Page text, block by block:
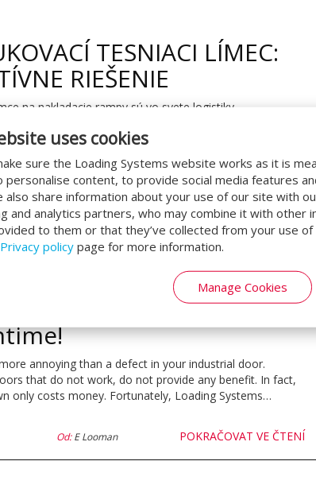
uses cookies
sure the Loading Systems website works as it is
personalise content, to provide social media features
also share information about your use of our site with
and analytics partners, who may combine it with other
to them or that they’ve collected from your use
Privacy policy page for more information.
Manage Cookies
TESNIACI LÍMEC:
RIEŠENIE
na nakladacie rampy sú vo svete logistiky
rampou a prívesom nákladného vozidla. To umožňuje
POKRAČOVAT VE ČTENÍ
a fault on your industrial
This is how you prevent
annoying than a defect in your industrial door.
that do not work, do not provide any benefit. In fact,
only costs money. Fortunately, Loading Systems…
POKRAČOVAT VE ČTENÍ
Od:E Looman